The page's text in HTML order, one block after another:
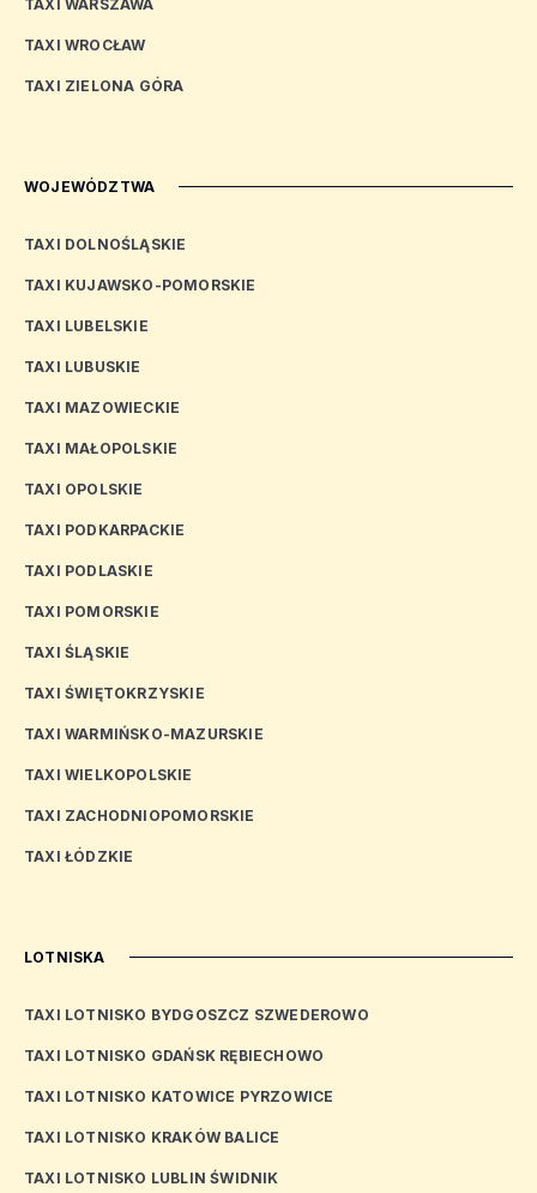
TAXI WARSZAWA
TAXI WROCŁAW
TAXI ZIELONA GÓRA
WOJEWÓDZTWA
TAXI DOLNOŚLĄSKIE
TAXI KUJAWSKO-POMORSKIE
TAXI LUBELSKIE
TAXI LUBUSKIE
TAXI MAZOWIECKIE
TAXI MAŁOPOLSKIE
TAXI OPOLSKIE
TAXI PODKARPACKIE
TAXI PODLASKIE
TAXI POMORSKIE
TAXI ŚLĄSKIE
TAXI ŚWIĘTOKRZYSKIE
TAXI WARMIŃSKO-MAZURSKIE
TAXI WIELKOPOLSKIE
TAXI ZACHODNIOPOMORSKIE
TAXI ŁÓDZKIE
LOTNISKA
TAXI LOTNISKO BYDGOSZCZ SZWEDEROWO
TAXI LOTNISKO GDAŃSK RĘBIECHOWO
TAXI LOTNISKO KATOWICE PYRZOWICE
TAXI LOTNISKO KRAKÓW BALICE
TAXI LOTNISKO LUBLIN ŚWIDNIK